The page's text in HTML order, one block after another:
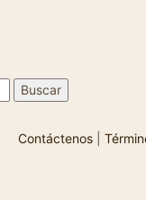
Contáctenos|